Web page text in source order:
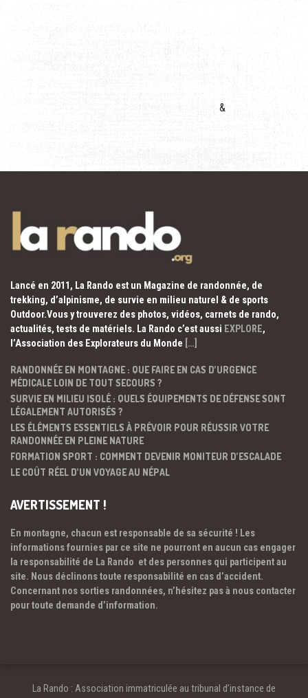
&
Lancé en 2011, La Rando est un Magazine de randonnée, de
trekking, d’alpinisme, de survie en milieu naturel & de sports
Outdoor.Vous y trouverez des photos, vidéos, carnets de rando,
actualités, tests de matériels. La Rando c’est aussi EXPLORE,
l’Association des Explorateurs du Monde […]
RANDONNÉE EN MONTAGNE : QUE FAIRE EN CAS D’URGENCE
MÉDICALE LOIN DE TOUT SECOURS ?
SURVIE EN MILIEU ISOLÉ : QUELS ÉQUIPEMENTS DE DÉFENSE SONT
LÉGALEMENT AUTORISÉS ?
LES ÉLÉMENTS ESSENTIELS À PRÉVOIR POUR RÉUSSIR VOTRE
RANDONNÉE EN PLEINE NATURE
FORMATION SPORT : COMMENT DEVENIR MONITEUR D’ESCALADE
LE COÛT RÉEL D’UN VOYAGE AU NÉPAL
AVERTISSEMENT !
En montagne, chacun est responsable de sa sécurité ! Les
informations fournies par ce site ne pourront en aucun cas engager
la responsabilité de La Rando et des personnes qui participent au
site. Nous déclinons toute responsabilité en cas d’accident.
Concernant nos sorties randonnées, n’hésitez pas à nous contacter
pour toute demande d’information.
La Rando : Association immatriculée au tribunal d’instance de